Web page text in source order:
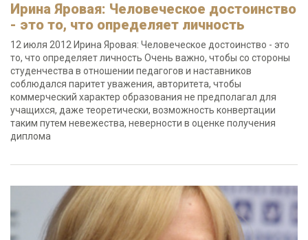
Ирина Яровая: Человеческое достоинство
- это то, что определяет личность
12 июля 2012 Ирина Яровая: Человеческое достоинство - это
то, что определяет личность Очень важно, чтобы со стороны
студенчества в отношении педагогов и наставников
соблюдался паритет уважения, авторитета, чтобы
коммерческий характер образования не предполагал для
учащихся, даже теоретически, возможность конвертации
таким путем невежества, неверности в оценке получения
диплома